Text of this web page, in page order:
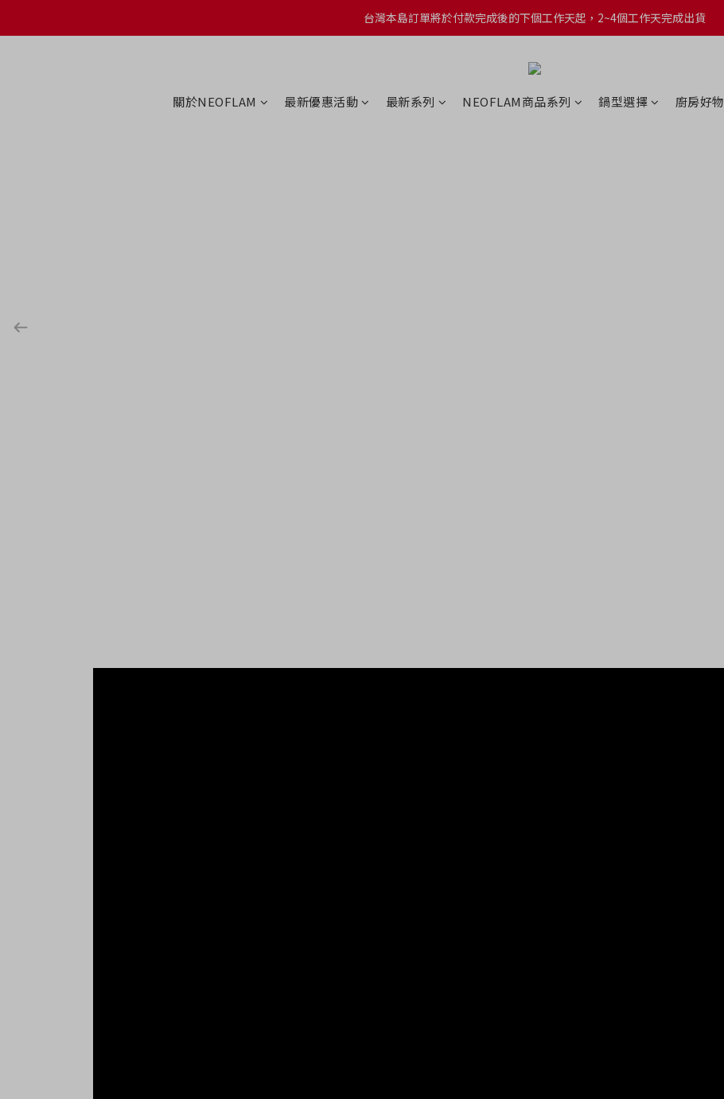
台灣本島訂單將於付款完成後的下個工作天起，2~4個工作天完成出貨
台灣本島訂單將於付款完成後的下個工作天起，2~4個工作天完成出貨
關於NEOFLAM 最新優惠活動 最新系列 NEOFLAM商品系列 鍋型選擇 廚房好物